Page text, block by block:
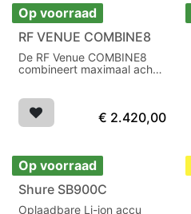
Op voorraad
RF VENUE COMBINE8
De RF Venue COMBINE8
combineert maximaal acht
reduceert intermodulatie
voor optimale RF-
prestaties.
€ 2.420,00
Op voorraad
Shure SB900C
Oplaadbare Li-ion accu